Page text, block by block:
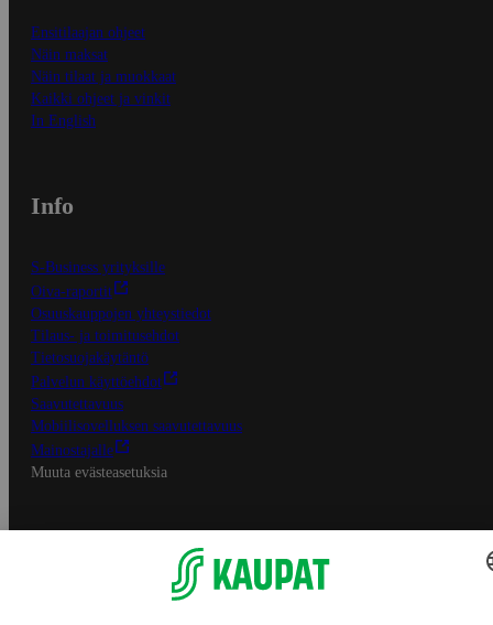
Ensitilaajan ohjeet
Näin maksat
Näin tilaat ja muokkaat
Kaikki ohjeet ja vinkit
In English
Info
S-Business yrityksille
Oiva-raportit
Osuuskauppojen yhteystiedot
Tilaus- ja toimitusehdot
Tietosuojakäytäntö
Palvelun käyttöehdot
Saavutettavuus
Mobiilisovelluksen saavutettavuus
Mainostajalle
Muuta evästeasetuksia
S-ryhmän palvelut